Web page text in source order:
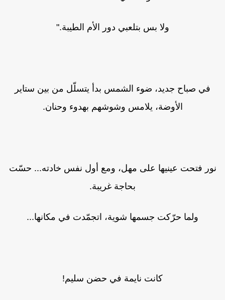
ولا بس بتلعبي دور الأم الطيبة."
في صباح جديد، ضوء الشمس بدأ يتسلّل من بين ستاير
الأوضة، يلامس وشوشهم بهدوء وحنان.
نور فتحت عينيها على مهل، ومع أول نفس خادته... حسّت
بحاجة غريبة.
ولما حرّكت جسمها شوية، اتجمّدت في مكانها...
كانت نايمة في حضن سليم!